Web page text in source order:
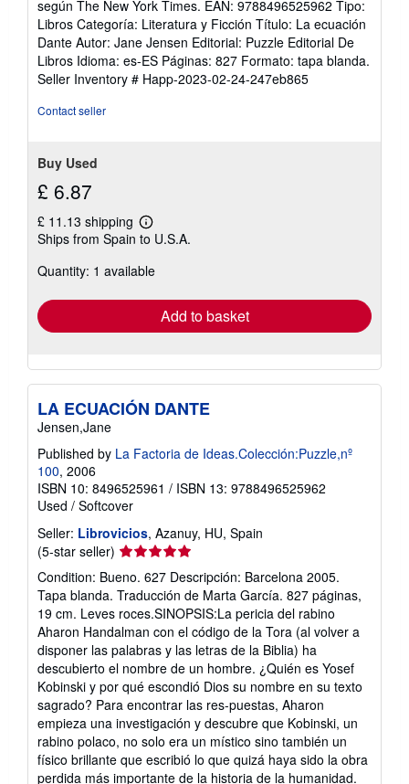
según The New York Times. EAN: 9788496525962 Tipo:
Libros Categoría: Literatura y Ficción Título: La ecuación
Dante Autor: Jane Jensen Editorial: Puzzle Editorial De
Libros Idioma: es-ES Páginas: 827 Formato: tapa blanda.
Seller Inventory # Happ-2023-02-24-247eb865
Contact seller
Buy Used
£ 6.87
£ 11.13 shipping
Learn
more
shipping
Ships from Spain to U.S.A.
Quantity: 1 available
Add to basket
LA ECUACIÓN DANTE
Jensen,Jane
Published by La Factoria de Ideas.Colección:Puzzle,nº
100, 2006
ISBN 10: 8496525961 / ISBN 13: 9788496525962
Used / Softcover
Seller: Librovicios, Azanuy, HU, Spain
(5-star seller) Seller
rating
5
out
of
5
stars
Condition: Bueno. 627 Descripción: Barcelona 2005.
Tapa blanda. Traducción de Marta García. 827 páginas,
19 cm. Leves roces.SINOPSIS:La pericia del rabino
Aharon Handalman con el código de la Tora (al volver a
disponer las palabras y las letras de la Biblia) ha
descubierto el nombre de un hombre. ¿Quién es Yosef
Kobinski y por qué escondió Dios su nombre en su texto
sagrado? Para encontrar las res-puestas, Aharon
empieza una investigación y descubre que Kobinski, un
rabino polaco, no solo era un místico sino también un
físico brillante que escribió lo que quizá haya sido la obra
perdida más importante de la historia de la humanidad.